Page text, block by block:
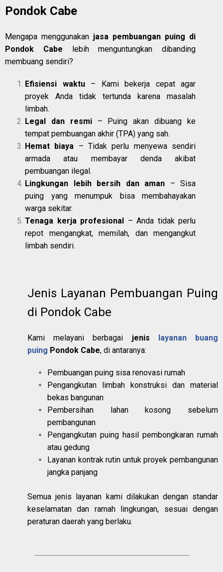
Pondok Cabe
Mengapa menggunakan jasa pembuangan puing di
Pondok Cabe lebih menguntungkan dibanding
membuang sendiri?
Efisiensi waktu– Kami bekerja cepat agar
proyek Anda tidak tertunda karena masalah
limbah.
Legal dan resmi– Puing akan dibuang ke
tempat pembuangan akhir (TPA) yang sah.
Hemat biaya – Tidak perlu menyewa sendiri
armada atau membayar denda akibat
pembuangan ilegal.
Lingkungan lebih bersih dan aman – Sisa
puing yang menumpuk bisa membahayakan
warga sekitar.
Tenaga kerja profesional – Anda tidak perlu
repot mengangkat, memilah, dan mengangkut
limbah sendiri.
Jenis Layanan Pembuangan Puing
di Pondok Cabe
Kami melayani berbagai jenis layanan buang
puing Pondok Cabe, di antaranya:
Pembuangan puing sisa renovasi rumah
Pengangkutan limbah konstruksi dan material
bekas bangunan
Pembersihan lahan kosong sebelum
pembangunan
Pengangkutan puing hasil pembongkaran rumah
atau gedung
Layanan kontrak rutin untuk proyek pembangunan
jangka panjang
Semua jenis layanan kami dilakukan dengan standar
keselamatan dan ramah lingkungan, sesuai dengan
peraturan daerah yang berlaku.